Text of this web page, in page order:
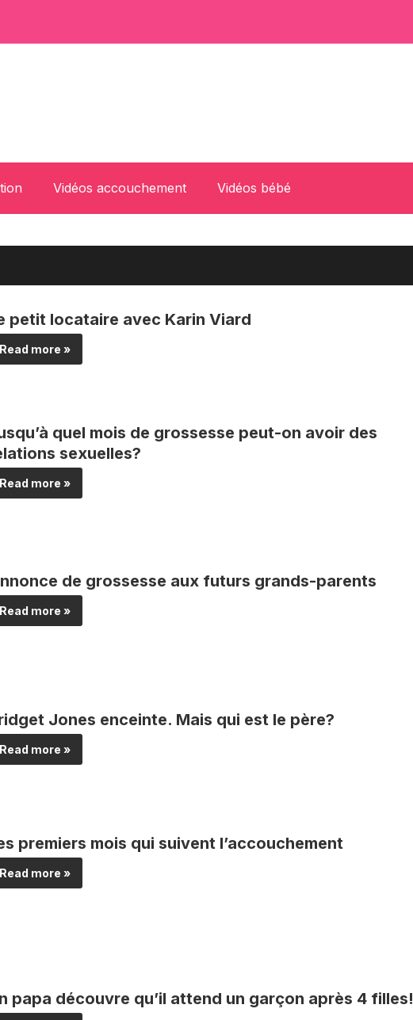
Vidéos accouchement Vidéos bébé
petit locataire avec Karin Viard
Read more »
quel mois de grossesse peut-on avoir des
sexuelles?
Read more »
de grossesse aux futurs grands-parents
Read more »
Jones enceinte. Mais qui est le père?
Read more »
premiers mois qui suivent l’accouchement
Read more »
papa découvre qu’il attend un garçon après 4 filles!